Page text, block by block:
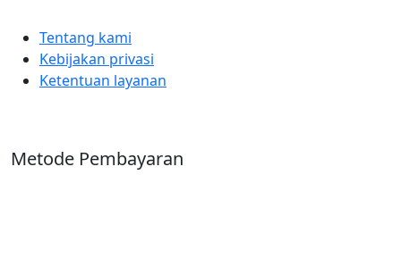
Tentang kami
Kebijakan privasi
Ketentuan layanan
Metode Pembayaran